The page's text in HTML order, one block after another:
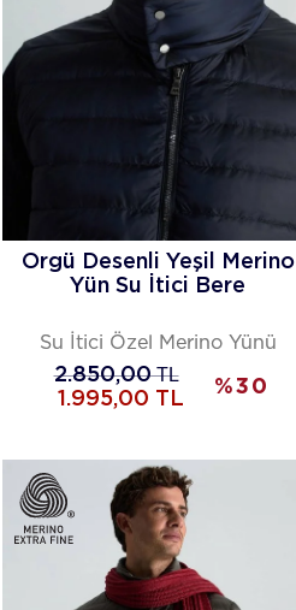
Örgü Desenli Yeşil Merino
Yün Su İtici Bere
Su İtici Özel Merino Yünü
2.850,00TL
1.995,00 TL
%30